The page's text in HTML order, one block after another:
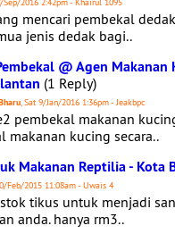
mencari pembekal
jenis dedak bagi..
@ Agen Makanan
(1 Reply)
, Sat 9/Jan/2016 1:36pm - Jeakbpc
pembekal makanan
makanan kucing secara..
Makanan Reptilia - Kota
Feb/2015 11:08am - Uwais 4
stok tikus untuk menjadi
anda. hanya rm3..